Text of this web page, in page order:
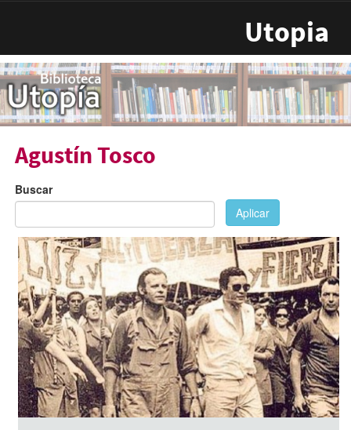
Utopia
Agustín Tosco
Buscar
Aplicar